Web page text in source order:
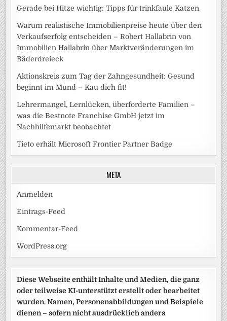
Gerade bei Hitze wichtig: Tipps für trinkfaule Katzen
Warum realistische Immobilienpreise heute über den
Verkaufserfolg entscheiden – Robert Hallabrin von
Immobilien Hallabrin über Marktveränderungen im
Bäderdreieck
Aktionskreis zum Tag der Zahngesundheit: Gesund
beginnt im Mund – Kau dich fit!
Lehrermangel, Lernlücken, überforderte Familien –
was die Bestnote Franchise GmbH jetzt im
Nachhilfemarkt beobachtet
Tieto erhält Microsoft Frontier Partner Badge
META
Anmelden
Eintrags-Feed
Kommentar-Feed
WordPress.org
Diese Webseite enthält Inhalte und Medien, die ganz
oder teilweise KI-unterstützt erstellt oder bearbeitet
wurden. Namen, Personenabbildungen und Beispiele
dienen – sofern nicht ausdrücklich anders